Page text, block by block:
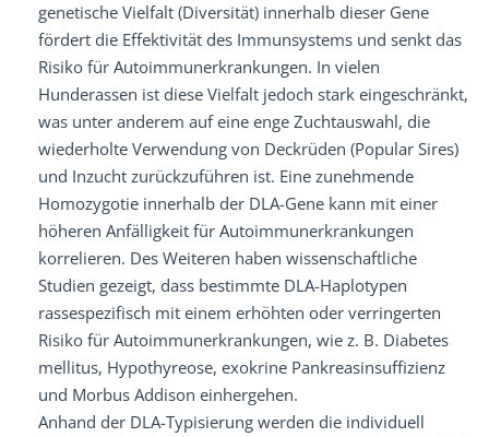
genetische Vielfalt (Diversität) innerhalb dieser Gene
fördert die Effektivität des Immunsystems und senkt das
Risiko für Autoimmunerkrankungen. In vielen
Hunderassen ist diese Vielfalt jedoch stark eingeschränkt,
was unter anderem auf eine enge Zuchtauswahl, die
wiederholte Verwendung von Deckrüden (Popular Sires)
und Inzucht zurückzuführen ist. Eine zunehmende
Homozygotie innerhalb der DLA-Gene kann mit einer
höheren Anfälligkeit für Autoimmunerkrankungen
korrelieren. Des Weiteren haben wissenschaftliche
Studien gezeigt, dass bestimmte DLA-Haplotypen
rassespezifisch mit einem erhöhten oder verringerten
Risiko für Autoimmunerkrankungen, wie z. B. Diabetes
mellitus, Hypothyreose, exokrine Pankreasinsuffizienz
und Morbus Addison einhergehen.
Anhand der DLA-Typisierung werden die individuell